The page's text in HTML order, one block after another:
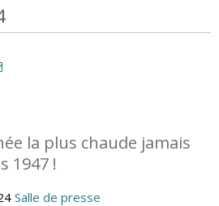
la plus chaude jamais
1947 !
Salle de presse